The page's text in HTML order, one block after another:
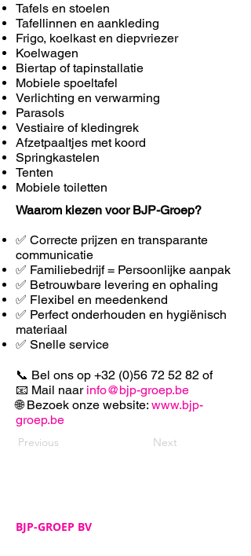
Tafels en stoelen
Tafellinnen en aankleding
Frigo, koelkast en diepvriezer
Koelwagen
Biertap of tapinstallatie
Mobiele spoeltafel
Verlichting en verwarming
Parasols
Vestiaire of kledingrek
Afzetpaaltjes met koord
Springkastelen
Tenten
Mobiele toiletten
Waarom kiezen voor BJP-Groep?
✅ Correcte prijzen en transparante
communicatie
✅ Familiebedrijf = Persoonlijke aanpak
✅ Betrouwbare levering en ophaling
✅ Flexibel en meedenkend
✅ Perfect onderhouden en hygiënisch
materiaal
✅ Snelle service
📞 Bel ons op +32 (0)56 72 52 82 of
📧 Mail naar info@bjp-groep.be
🌐 Bezoek onze website: www.bjp-
groep.be
Previous Next
BJP-GROEP BV